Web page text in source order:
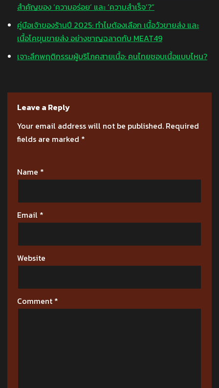
สำคัญของ ‘ความอร่อย’ และ ‘ความสำเร็จ’?”
คู่มือเจ้าของร้านปี 2025: ทำไมต้องเลือก เนื้อวัวขายส่ง และ
เนื้อโคขุนขายส่ง อย่างชาญฉลาดกับ MEAT49
เจาะลึกพฤติกรรมผู้บริโภคสายเนื้อ: คนไทยชอบเนื้อแบบไหน?
Leave a Reply
Your email address will not be published. Required
fields are marked *
Name *
Email *
Website
Comment *